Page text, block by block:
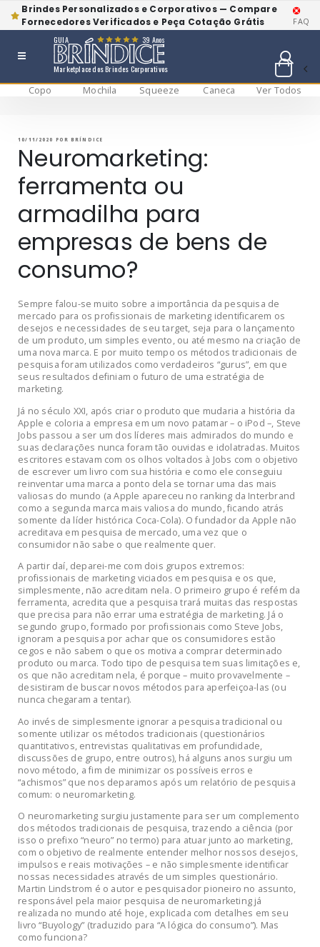
Brindes Personalizados e Corporativos — Compare
Fornecedores Verificados e Peça Cotação Grátis
FAQ
Marketplace dos Brindes Corporativos
GUIA 39 Anos
Copo Mochila Squeeze Caneca
Ver Todos
conteúdo
PUBLICADO
10/11/2020 PORBRÍNDICE
Neuromarketing:
ferramenta ou
armadilha para
empresas de bens de
consumo?
Sempre falou-se muito sobre a importância da pesquisa de
mercado para os profissionais de marketing identificarem os
desejos e necessidades de seu target, seja para o lançamento
de um produto, um simples evento, ou até mesmo na criação de
uma nova marca. E por muito tempo os métodos tradicionais de
pesquisa foram utilizados como verdadeiros “gurus”, em que
seus resultados definiam o futuro de uma estratégia de
marketing.
Já no século XXI, após criar o produto que mudaria a história da
Apple e coloria a empresa em um novo patamar – o iPod –, Steve
Jobs passou a ser um dos líderes mais admirados do mundo e
suas declarações nunca foram tão ouvidas e idolatradas. Muitos
escritores estavam com os olhos voltados à Jobs com o objetivo
de escrever um livro com sua história e como ele conseguiu
reinventar uma marca a ponto dela se tornar uma das mais
valiosas do mundo (a Apple apareceu no ranking da Interbrand
como a segunda marca mais valiosa do mundo, ficando atrás
somente da líder histórica Coca-Cola). O fundador da Apple não
acreditava em pesquisa de mercado, uma vez que o
consumidor não sabe o que realmente quer.
A partir daí, deparei-me com dois grupos extremos:
profissionais de marketing viciados em pesquisa e os que,
simplesmente, não acreditam nela. O primeiro grupo é refém da
ferramenta, acredita que a pesquisa trará muitas das respostas
que precisa para não errar uma estratégia de marketing. Já o
segundo grupo, formado por profissionais como Steve Jobs,
ignoram a pesquisa por achar que os consumidores estão
cegos e não sabem o que os motiva a comprar determinado
produto ou marca. Todo tipo de pesquisa tem suas limitações e,
os que não acreditam nela, é porque – muito provavelmente –
desistiram de buscar novos métodos para aperfeiçoa-las (ou
nunca chegaram a tentar).
Ao invés de simplesmente ignorar a pesquisa tradicional ou
somente utilizar os métodos tradicionais (questionários
quantitativos, entrevistas qualitativas em profundidade,
discussões de grupo, entre outros), há alguns anos surgiu um
novo método, a fim de minimizar os possíveis erros e
“achismos” que nos deparamos após um relatório de pesquisa
comum: o neuromarketing.
O neuromarketing surgiu justamente para ser um complemento
dos métodos tradicionais de pesquisa, trazendo a ciência (por
isso o prefixo “neuro” no termo) para atuar junto ao marketing,
com o objetivo de realmente entender melhor nossos desejos,
impulsos e reais motivações – e não simplesmente identificar
nossas necessidades através de um simples questionário.
Martin Lindstrom é o autor e pesquisador pioneiro no assunto,
responsável pela maior pesquisa de neuromarketing já
realizada no mundo até hoje, explicada com detalhes em seu
livro “Buyology” (traduzido para “A lógica do consumo”). Mas
como funciona?